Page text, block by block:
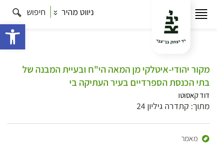
ניווט מהיר חיפוש
מקור יהודי-איטלקי מן המאה הי"ח ובעיית המבנה של
בתי הכנסת הספרדיים בעיר העתיקה בי
דוד קאסוטו
מתוך: קתדרה גיליון 24
מאמר